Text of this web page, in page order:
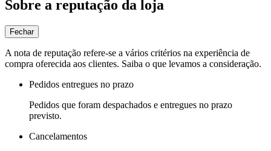
Sobre a reputação da loja
Fechar
A nota de reputação refere-se a vários critérios na experiência de
compra oferecida aos clientes. Saiba o que levamos a consideração.
Pedidos entregues no prazo
Pedidos que foram despachados e entregues no prazo
previsto.
Cancelamentos